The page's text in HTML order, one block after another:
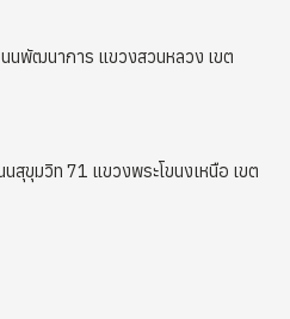
พัฒนาการ แขวงสวนหลวง เขต
ขุมวิท 71 แขวงพระโขนงเหนือ เขต